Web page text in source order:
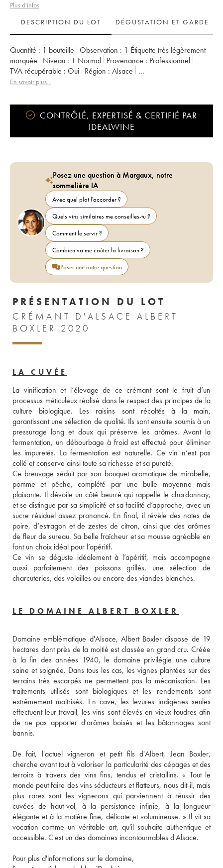
Plus d'infos
DESCRIPTION DU LOT
DÉGUSTATION ET GARDE
Quantité : 1 bouteille Observation : 1 Étiquette très légèrement
marquée
Niveau : 1 Normal Provenance :
professionnel
TVA récupérable :
oui Région :
Alsace
Appellation :
En savoir plus...
CONTRÔLÉ, EXPERTISÉ & CERTIFIÉ PAR
IDEALWINE
Posez une question à Margaux, notre
sommelière IA
Avec quel plat l'accorder ?
Quels vins similaires me conseilles-tu ?
Comment le servir ?
Combien va me coûter la livraison ?
Poser une autre question
PRÉSENTATION DU LOT
CRÉMANT D'ALSACE ALBERT
BOXLER 2020
LA CUVÉE
La vinification et l’élevage de ce crémant sont le fruit d’un
processus méticuleux réalisé dans le respect des principes de la
culture biologique. Les raisins sont récoltés à la main,
garantissant une sélection de qualité. Ils sont ensuite soumis à un
pressurage long et doux qui préserve les arômes. Avant la
fermentation, un débourbage à froid est effectué pour éliminer
les impuretés. La fermentation est naturelle. Ce vin n’est pas
collé et conserve ainsi toute sa richesse et sa pureté.
Ce breuvage séduit par son bouquet aromatique de mirabelle,
pomme et pêche, complété par une bulle moyenne mais
plaisante. Il dévoile un côté beurré qui rappelle le chardonnay,
et se distingue par sa simplicité et sa facilité d’approche, avec un
sucre résiduel assez prononcé. En final, il révèle des notes de
poire, d’estragon et de zestes de citron, ainsi que des arômes
de fleur de sureau. Sa belle fraîcheur et sa mousse agréable en
font un choix idéal pour l’apéritif.
Ce vin se déguste idéalement à l’apéritif, mais accompagne
aussi parfaitement des poissons grillés, une sélection de
charcuteries, des volailles ou encore des viandes blanches.
LE DOMAINE ALBERT BOXLER
Domaine emblématique d'Alsace, Albert Boxler dispose de 19
hectares dont près de la moitié est classée en grand cru. Créée
à la fin des années 1940, le domaine privilégie une culture
saine et soignée. Dans tous les cas, les vignes plantées sur des
terrains très escarpés ne permettent pas la mécanisation. Les
traitements utilisés sont biologiques et les rendements sont
extrêmement maîtrisés. En cave, les levures indigènes seules
effectuent leur travail, les vins sont élevés en vieux foudres afin
de ne pas apporter d'arômes boisés et les bâtonnages sont
bannis.
De fait, l'actuel vigneron et petit fils d'Albert, Jean Boxler,
cherche avant tout à valoriser la particularité des cépages et des
terroirs à travers des vins fins, tendus et cristallins. « Tout le
monde peut faire des vins séducteurs et flatteurs, nous dit-il, mais
plus rares sont les vignerons qui parviennent à réussir des
cuvées de haut-vol, à la persistance infinie, à la longueur
élégante et à la matière fine, délicate et volumineuse. » Il vit sa
vocation comme un véritable art, qu'il souhaite authentique et
accessible. C'est un des domaines incontournables d'Alsace.
Pour plus d'informations sur le domaine,